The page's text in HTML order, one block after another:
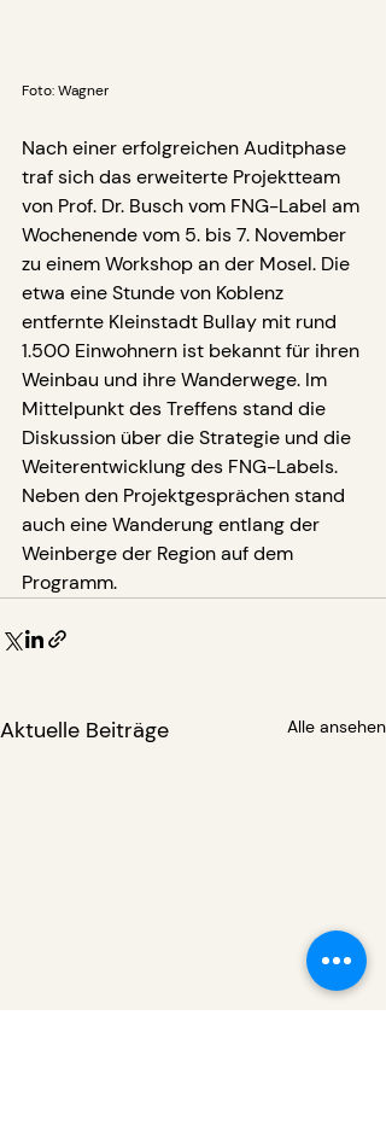
Foto: Wagner
Nach einer erfolgreichen Auditphase
traf sich das erweiterte Projektteam
von Prof. Dr. Busch vom FNG-Label am
Wochenende vom 5. bis 7. November
zu einem Workshop an der Mosel. Die
etwa eine Stunde von Koblenz
entfernte Kleinstadt Bullay mit rund
1.500 Einwohnern ist bekannt für ihren
Weinbau und ihre Wanderwege. Im
Mittelpunkt des Treffens stand die
Diskussion über die Strategie und die
Weiterentwicklung des FNG-Labels.
Neben den Projektgesprächen stand
auch eine Wanderung entlang der
Weinberge der Region auf dem
Programm.
Aktuelle Beiträge Alle ansehen